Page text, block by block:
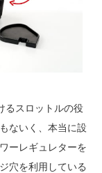
るスロットルの役
ないく、本当に設
ーレギュレターを
穴を利用している